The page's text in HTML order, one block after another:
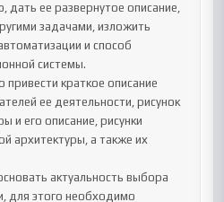
дать ее развернутое описание,
задачами, изложить
и способ
системы.
краткое описание
ее деятельности, рисунок
и его описание, рисунки
архитектуры, а также их
актуальность выбора
для этого необходимо